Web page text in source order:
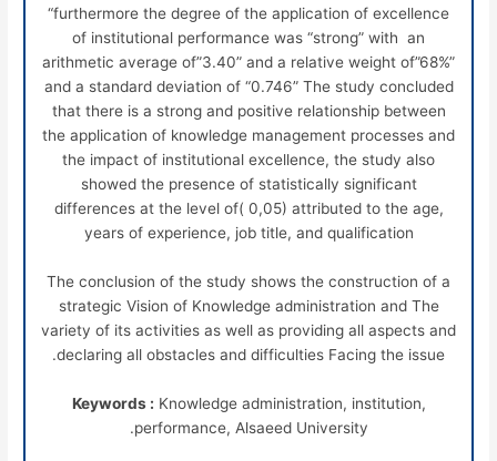
“furthermore the degree of the application of excellence
of institutional performance was “strong” with an
arithmetic average of”3.40” and a relative weight of”68%”
and a standard deviation of “0.746” The study concluded
that there is a strong and positive relationship between
the application of knowledge management processes and
the impact of institutional excellence, the study also
showed the presence of statistically significant
differences at the level of( 0,05) attributed to the age,
years of experience, job title, and qualification
The conclusion of the study shows the construction of a
strategic Vision of Knowledge administration and The
variety of its activities as well as providing all aspects and
declaring all obstacles and difficulties Facing the issue.
Keywords : Knowledge administration, institution,
performance, Alsaeed University.